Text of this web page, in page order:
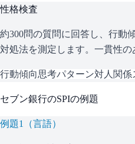
性格検査
約300問の質問に回答し、行動
対処法を測定します。一貫性の
行動傾向思考パターン対人関係
セブン銀行のSPIの例題
例題1 （言語）